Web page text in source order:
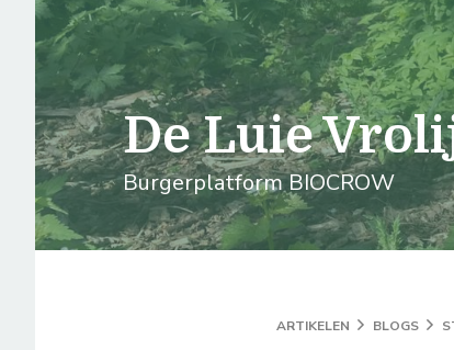
logo
De Luie
Burgerplatform BIOCROW
ARTIKELEN BLOGS